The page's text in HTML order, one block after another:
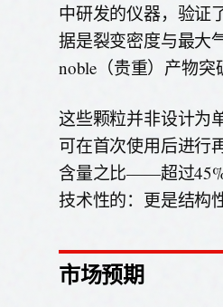
中研发的仪器，验证
据是裂变密度与最大
noble（贵重）产物突
这些颗粒并非设计为
可在首次使用后进
含量之比——超过
技术性的：更是结构
市场预期